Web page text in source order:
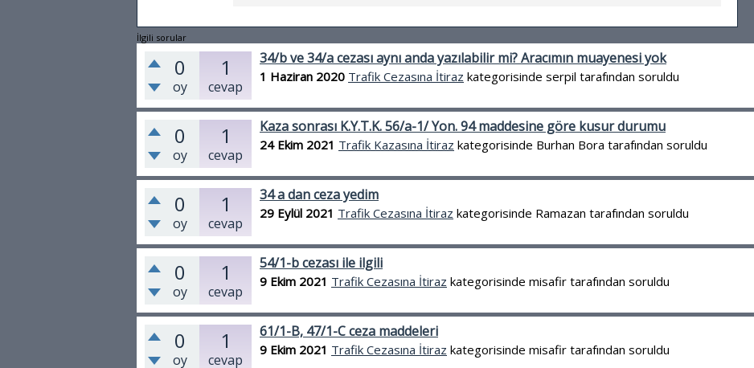
İlgili sorular
0
oy
1
cevap
34/b ve 34/a cezası aynı anda yazılabilir mi? Aracımın muayenesi yok
1 Haziran 2020 Trafik Cezasına İtiraz kategorisinde serpil tarafından soruldu
0
oy
1
cevap
Kaza sonrası K.Y.T.K. 56/a-1/ Yon. 94 maddesine göre kusur durumu
24 Ekim 2021 Trafik Kazasına İtiraz kategorisinde Burhan Bora tarafından soruldu
0
oy
1
cevap
34 a dan ceza yedim
29 Eylül 2021 Trafik Cezasına İtiraz kategorisinde Ramazan tarafından soruldu
0
oy
1
cevap
54/1-b cezası ile ilgili
9 Ekim 2021 Trafik Cezasına İtiraz kategorisinde misafir tarafından soruldu
0
oy
1
cevap
61/1-B, 47/1-C ceza maddeleri
9 Ekim 2021 Trafik Cezasına İtiraz kategorisinde misafir tarafından soruldu